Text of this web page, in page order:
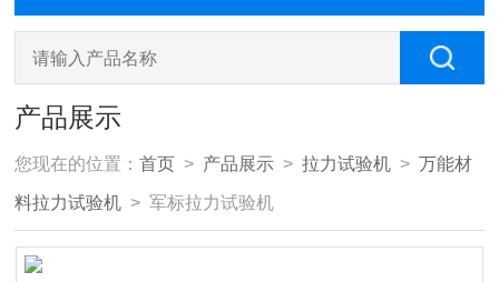
产品展示
您现在的位置：首页 > 产品展示 >拉力试验机 >万能材
料拉力试验机 > 军标拉力试验机